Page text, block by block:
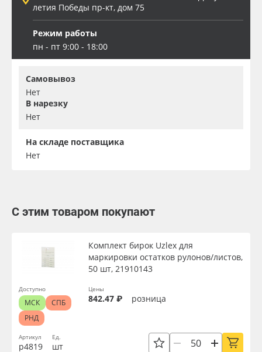
летия Победы пр-кт, дом 75
Режим работы
пн - пт 9:00 - 18:00
Самовывоз
Нет
В нарезку
Нет
На складе поставщика
Нет
С этим товаром покупают
Артикул
р4819
Комплект бирок Uzlex для
маркировки остатков рулонов/листов,
50 шт, 21910143
Ед.
шт
Цены
842.47 ₽ розница
Доступно
МСК
СПБ
РНД